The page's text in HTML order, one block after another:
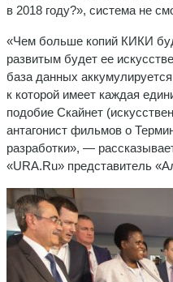
в 2018 году?», система не
«Чем больше копий КИКИ
развитым будет ее
база данных
к которой имеет каждая
подобие Скайнет
антагонист фильмов о
разработки», —
«URA.Ru» представитель